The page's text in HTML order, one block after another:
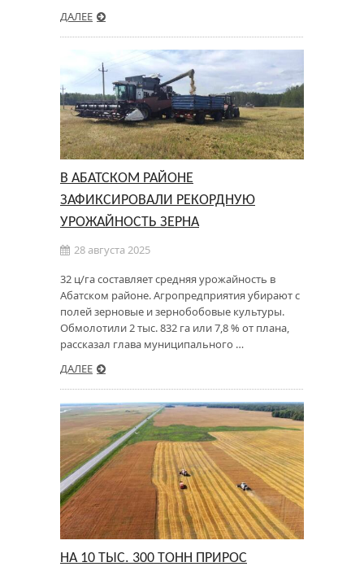
ДАЛЕЕ
В АБАТСКОМ РАЙОНЕ
ЗАФИКСИРОВАЛИ РЕКОРДНУЮ
УРОЖАЙНОСТЬ ЗЕРНА
28 августа 2025
32 ц/га составляет средняя урожайность в
Абатском районе. Агропредприятия убирают с
полей зерновые и зернобобовые культуры.
Обмолотили 2 тыс. 832 га или 7,8 % от плана,
рассказал глава муниципального …
ДАЛЕЕ
НА 10 ТЫС. 300 ТОНН ПРИРОС